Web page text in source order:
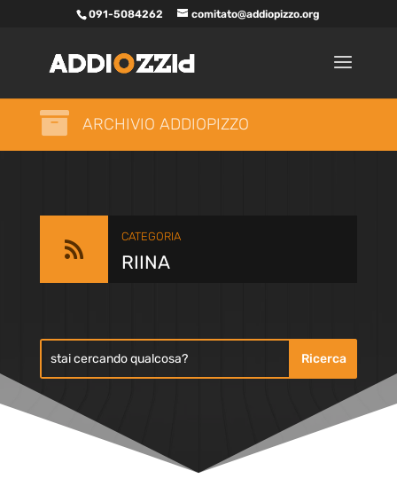
091-5084262 comitato@addiopizzo.org
 ARCHIVIO ADDIOPIZZO

CATEGORIA
RIINA